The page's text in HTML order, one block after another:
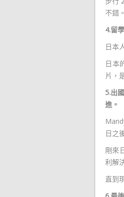
不錯。
4.留
日本
日本
片，
5.出
進。
日之
剛來
利解
直到